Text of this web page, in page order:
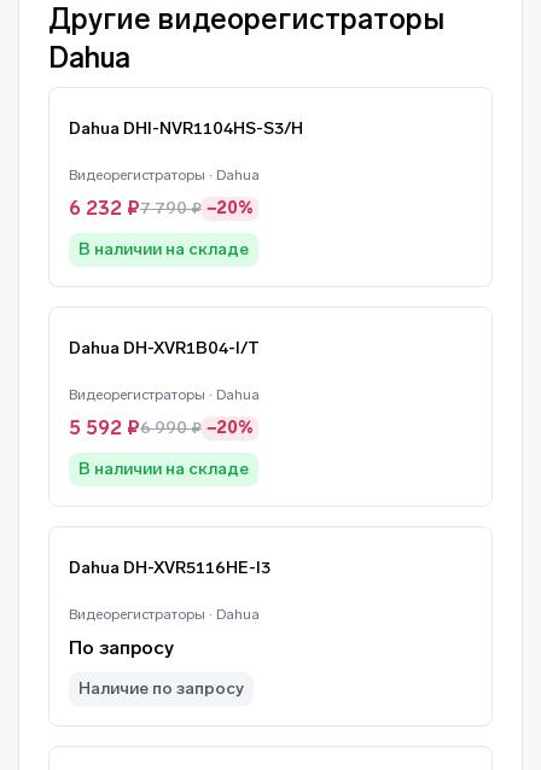
Другие видеорегистраторы
Dahua
Dahua DHI-NVR1104HS-S3/H
Видеорегистраторы · Dahua
6 232 ₽7 790 ₽ −20%
В наличии на складе
Dahua DH-XVR1B04-I/T
Видеорегистраторы · Dahua
5 592 ₽6 990 ₽ −20%
В наличии на складе
Dahua DH-XVR5116HE-I3
Видеорегистраторы · Dahua
По запросу
Наличие по запросу